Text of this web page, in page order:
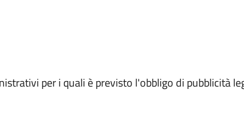
per i quali è previsto l'obbligo di pubblicità